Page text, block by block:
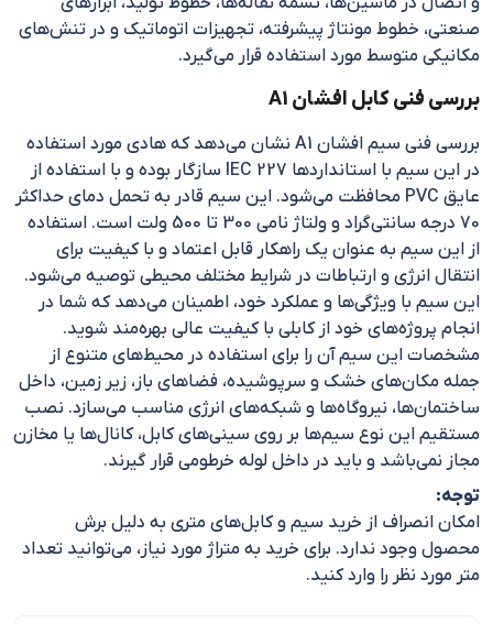
صنعتی، خطوط مونتاژ پیشرفته، تجهیزات اتوماتیک و در تنش‌های
مکانیکی متوسط مورد استفاده قرار می‌گیرد.
بررسی فنی کابل افشان A1
بررسی فنی سیم افشان A1 نشان می‌دهد که هادی مورد استفاده
در این سیم با استانداردها IEC 227 سازگار بوده و با استفاده از
عایق PVC محافظت می‌شود. این سیم قادر به تحمل دمای حداکثر
70 درجه سانتی‌گراد و ولتاژ نامی 300 تا 500 ولت است. استفاده
از این سیم به عنوان یک راهکار قابل اعتماد و با کیفیت برای
انتقال انرژی و ارتباطات در شرایط مختلف محیطی توصیه می‌شود.
این سیم با ویژگی‌ها و عملکرد خود، اطمینان می‌دهد که شما در
انجام پروژه‌های خود از کابلی با کیفیت عالی بهره‌مند شوید.
مشخصات این سیم آن را برای استفاده در محیط‌های متنوع از
جمله مکان‌های خشک و سرپوشیده، فضاهای باز، زیر زمین، داخل
ساختمان‌ها، نیروگاه‌ها و شبکه‌های انرژی مناسب می‌سازد. نصب
مستقیم این نوع سیم‌ها بر روی سینی‌های کابل، کانال‌ها یا مخازن
مجاز نمی‌باشد و باید در داخل لوله خرطومی قرار گیرند.
توجه:
امکان انصراف از خرید سیم و کابل‌های متری به دلیل برش
محصول وجود ندارد. برای خرید به متراژ مورد نیاز، می‌توانید تعداد
متر مورد نظر را وارد کنید.